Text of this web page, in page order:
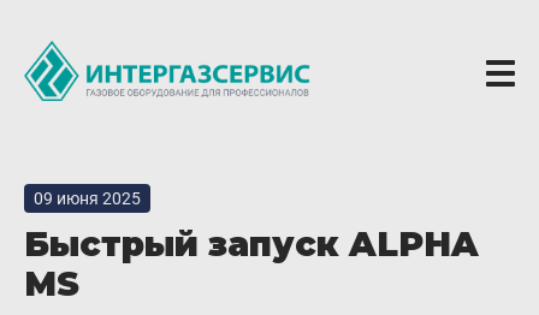
Новости
ГБО Alpha
09 июня 2025
Быстрый запуск ALPHA
MS